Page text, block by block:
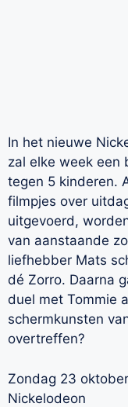
In het nieuwe
zal elke week een
tegen 5 kinderen.
filmpjes over
uitgevoerd,
van aanstaande
liefhebber Mats
dé Zorro. Daarna
duel met Tommie
schermkunsten
overtreffen?
Zondag 23
Nickelodeon